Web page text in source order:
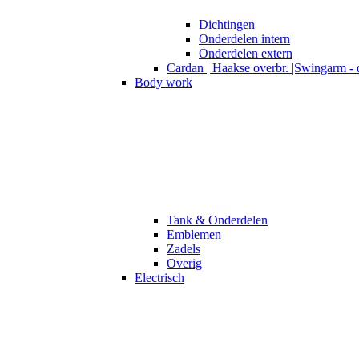
Dichtingen
Onderdelen intern
Onderdelen extern
Cardan | Haakse overbr. |Swingarm -
Body work
Tank & Onderdelen
Emblemen
Zadels
Overig
Electrisch